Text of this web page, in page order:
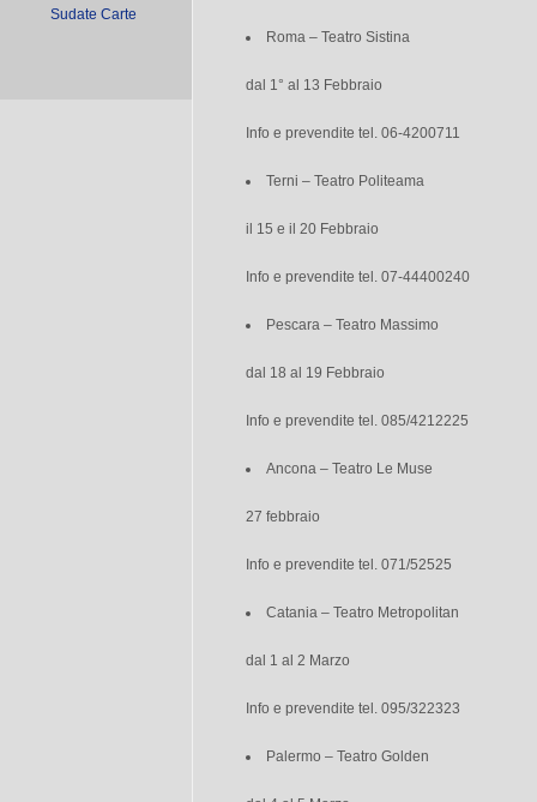
Sudate Carte
Roma – Teatro Sistina
dal 1° al 13 Febbraio
Info e prevendite tel. 06-4200711
Terni – Teatro Politeama
il 15 e il 20 Febbraio
Info e prevendite tel. 07-44400240
Pescara – Teatro Massimo
dal 18 al 19 Febbraio
Info e prevendite tel. 085/4212225
Ancona – Teatro Le Muse
27 febbraio
Info e prevendite tel. 071/52525
Catania – Teatro Metropolitan
dal 1 al 2 Marzo
Info e prevendite tel. 095/322323
Palermo – Teatro Golden